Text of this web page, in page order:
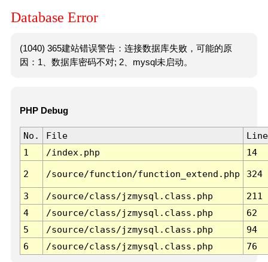
Database Error
(1040) 365建站错误警告：连接数据库失败，可能的原
因：1、数据库密码不对; 2、mysql未启动。
PHP Debug
No. File
Line
1
/index.php 14
2 /source/function/function_extend.php 324
3 /source/class/jzmysql.class.php
211
4
/source/class/jzmysql.class.php
62
5
/source/class/jzmysql.class.php
94
6
/source/class/jzmysql.class.php 76